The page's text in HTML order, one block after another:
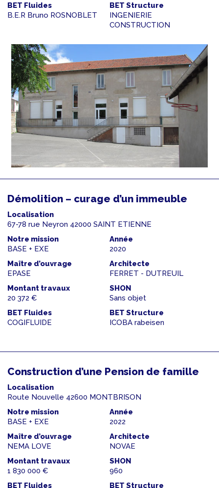
BET Fluides
B.E.R Bruno ROSNOBLET
BET Structure
INGENIERIE
CONSTRUCTION
Démolition – curage d’un immeuble
Localisation
67-78 rue Neyron 42000 SAINT ETIENNE
Notre mission
BASE + EXE
Année
2020
Maître d’ouvrage
EPASE
Architecte
FERRET - DUTREUIL
Montant travaux
20 372 €
SHON
Sans objet
BET Fluides
COGIFLUIDE
BET Structure
ICOBA rabeisen
Construction d’une Pension de famille
Localisation
Route Nouvelle 42600 MONTBRISON
Notre mission
BASE + EXE
Année
2022
Maître d’ouvrage
NEMA LOVE
Architecte
NOVAE
Montant travaux
1 830 000 €
SHON
960
BET Fluides
BET Structure